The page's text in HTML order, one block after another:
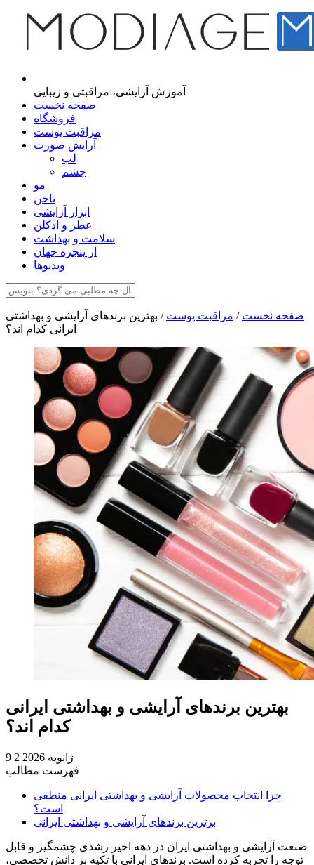
آموزش آرایشی، مراقبتی و زیبایی
صفحه نخست
فروشگاه
مراقبت پوست
آرایش صورت
لب
چشم
مو
ناخن
ابزار آرایشی
عطر و ادکلن
سلامت و بهداشت
از پنجره جهان
ویدیوها
صفحه نخست / مراقبت پوست / بهترین برندهای آرایشی و بهداشتی
ایرانی کدام اند؟
بهترین برندهای آرایشی و بهداشتی ایرانی
کدام اند؟
9 ژانویه 2026
2
فهرست مطالب
چرا انتخاب محصولات آرایشی و بهداشتی ایرانی منطقی
است؟
برترین برندهای آرایشی و بهداشتی ایرانی
صنعت آرایشی و بهداشتی ایران در دهه اخیر رشدی چشمگیر و قابل
توجه را تجربه کرده است. برندهای ایرانی با تکیه بر دانش تخصصی،